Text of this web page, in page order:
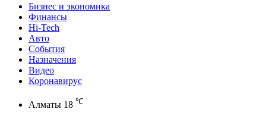
Бизнес и экономика
Финансы
Hi-Tech
Авто
События
Назначения
Видео
Коронавирус
Алматы 18 ℃